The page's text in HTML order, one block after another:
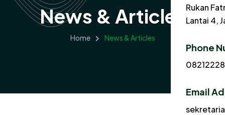
Rukan
Lantai 4,
Phone
Email
News & Articles
Home News & Articles